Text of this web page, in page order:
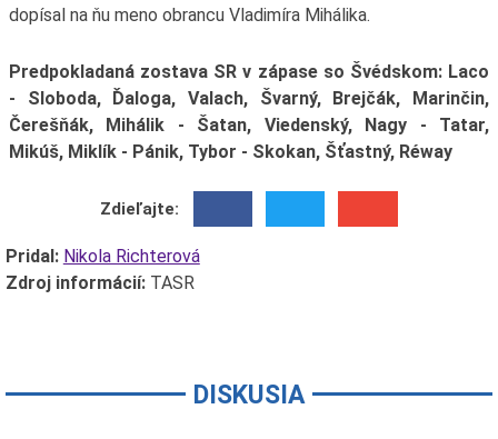
dopísal na ňu meno obrancu Vladimíra Mihálika.
Predpokladaná zostava SR v zápase so Švédskom: Laco
- Sloboda, Ďaloga, Valach, Švarný, Brejčák, Marinčin,
Čerešňák, Mihálik - Šatan, Viedenský, Nagy - Tatar,
Mikúš, Miklík - Pánik, Tybor - Skokan, Šťastný, Réway
Zdieľajte:
Pridal: Nikola Richterová
Zdroj informácií:TASR
DISKUSIA